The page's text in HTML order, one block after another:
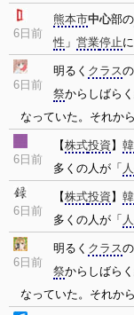
6日前
熊本市中心部の
性 」 営業停止
6日前
明るく クラスの
祭からしばら
なっていた。それか
6日前
【株式投資 】
多くの人が「
6日前
【株式投資 】
多くの人が「
6日前
明るく クラスの
祭からしばら
なっていた。それか